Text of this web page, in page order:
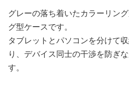
グレーの落ち着いたカラーリン
グ型ケースです。
タブレットとパソコンを分けて
り、デバイス同士の干渉を防ぎ
す。